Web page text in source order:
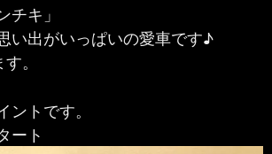
チキ」
い出がいっぱいの愛車です♪
。
ントです。
ート